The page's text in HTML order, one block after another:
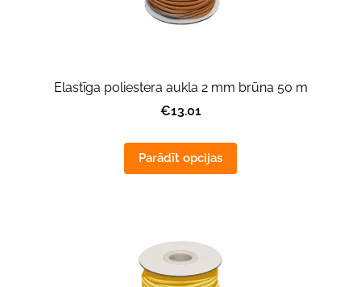
Elastīga poliestera aukla 2 mm brūna 50 m
€13.01
Parādīt opcijas